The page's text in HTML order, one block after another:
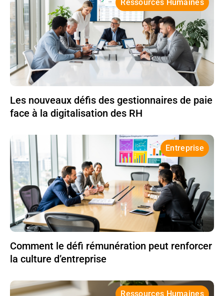
Ressources Humaines
Les nouveaux défis des gestionnaires de paie
face à la digitalisation des RH
Entreprise
Comment le défi rémunération peut renforcer
la culture d’entreprise
Ressources Humaines